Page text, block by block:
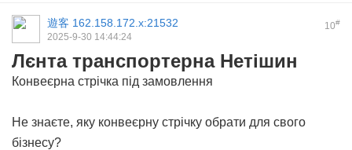
10#
遊客 162.158.172.x:21532
2025-9-30 14:44:24
Лєнта транспортерна Нетішин
Конвеєрна стрічка під замовлення
Не знаєте, яку конвеєрну стрічку обрати для свого
бізнесу?